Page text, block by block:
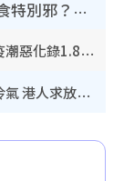
鬼門開2026｜農曆七月撞正日全食特別邪？專家警告切忌做一事！揭4大禁忌+2招保平安
奪命寄生蟲｜食生菜狂瀉首現死者！疫潮惡化錄1.8萬宗病例 揭洗菜3大謬誤
內地客歎港人唔識老！揭港鐵保鮮級冷氣 港人求放過：咪投訴